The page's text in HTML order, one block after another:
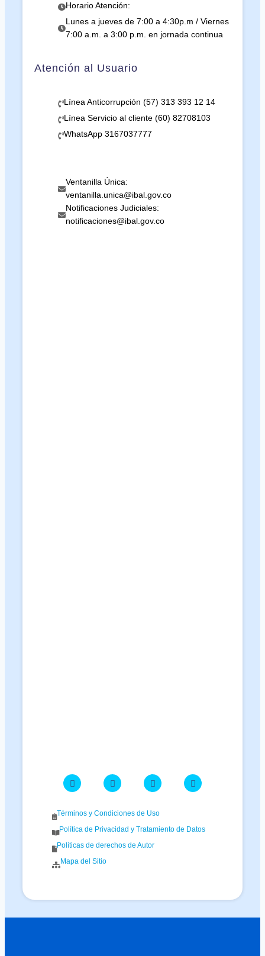
Horario Atención:
Lunes a jueves de 7:00 a 4:30p.m / Viernes
7:00 a.m. a 3:00 p.m. en jornada continua
Atención al Usuario
Línea Anticorrupción (57) 313 393 12 14
Línea Servicio al cliente (60) 82708103
WhatsApp 3167037777
Ventanilla Única:
ventanilla.unica@ibal.gov.co
Notificaciones Judiciales:
notificaciones@ibal.gov.co
Términos y Condiciones de Uso
Política de Privacidad y Tratamiento de Datos
Políticas de derechos de Autor
Mapa del Sitio